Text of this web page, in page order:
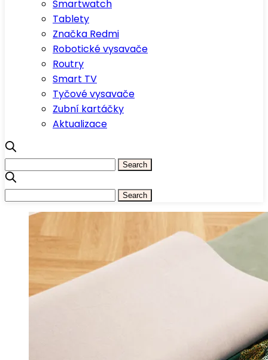
Smartwatch
Tablety
Značka Redmi
Robotické vysavače
Routry
Smart TV
Tyčové vysavače
Zubní kartáčky
Aktualizace